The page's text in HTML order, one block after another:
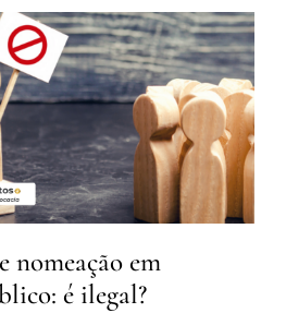
nomeação em
é ilegal?